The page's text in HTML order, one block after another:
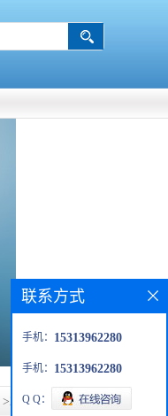
>2-硝基苯基硼酸
联系方式
手机： 15313962280
手机： 15313962280
Q Q：